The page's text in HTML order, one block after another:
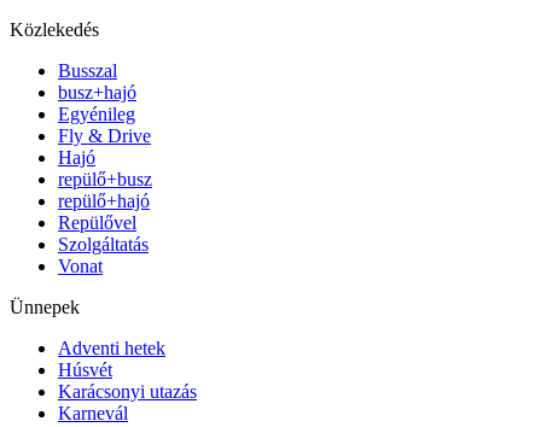
Közlekedés
Busszal
busz+hajó
Egyénileg
Fly & Drive
Hajó
repülő+busz
repülő+hajó
Repülővel
Szolgáltatás
Vonat
Ünnepek
Adventi hetek
Húsvét
Karácsonyi utazás
Karnevál